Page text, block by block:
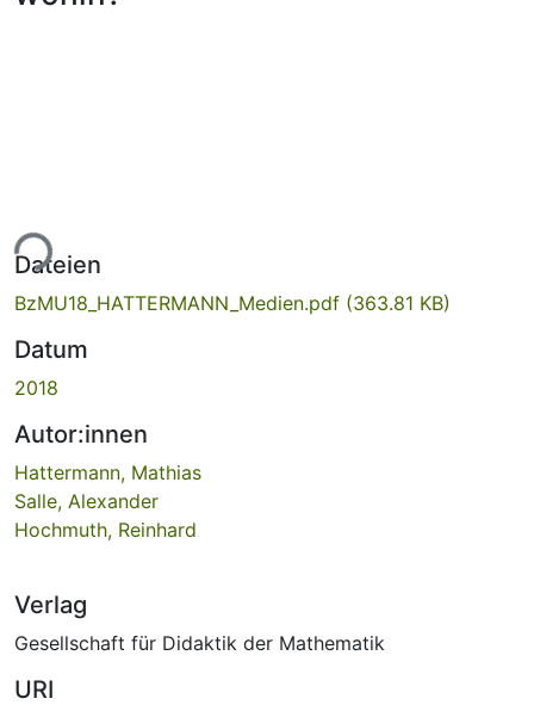
Dateien
BzMU18_HATTERMANN_Medien.pdf (363.81 KB)
Datum
2018
Autor:innen
Hattermann, Mathias
Salle, Alexander
Hochmuth, Reinhard
Verlag
Gesellschaft für Didaktik der Mathematik
URI